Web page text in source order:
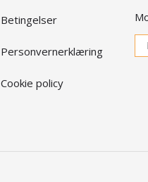
Betingelser
Personvernerklæring
Cookie policy